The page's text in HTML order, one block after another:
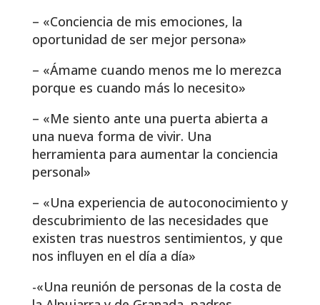
– «Conciencia de mis emociones, la
oportunidad de ser mejor persona»
– «Ámame cuando menos me lo merezca
porque es cuando más lo necesito»
– «Me siento ante una puerta abierta a
una nueva forma de vivir. Una
herramienta para aumentar la conciencia
personal»
– «Una experiencia de autoconocimiento y
descubrimiento de las necesidades que
existen tras nuestros sentimientos, y que
nos influyen en el día a día»
-«Una reunión de personas de la costa de